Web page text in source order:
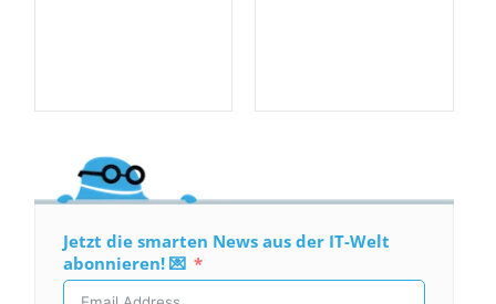
Jetzt die smarten News aus der IT-Welt
abonnieren! 💌